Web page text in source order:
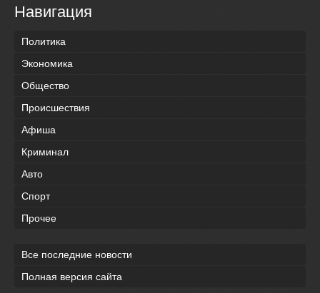
Навигация
Политика
Экономика
Общество
Происшествия
Афиша
Криминал
Авто
Спорт
Прочее
Все последние новости
Полная версия сайта